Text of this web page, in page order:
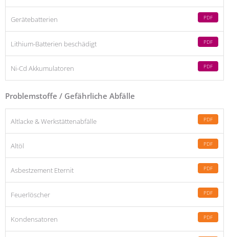
Gerätebatterien PDF
Lithium-Batterien beschädigt PDF
Ni-Cd Akkumulatoren PDF
Problemstoffe / Gefährliche Abfälle
Altlacke & Werkstättenabfälle PDF
Altöl PDF
Asbestzement Eternit PDF
Feuerlöscher PDF
Kondensatoren PDF